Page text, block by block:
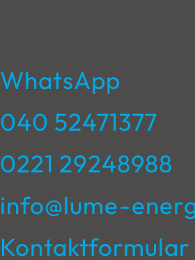
WhatsApp
040 52471377
0221 29248988
info@lume-
Kontaktformular